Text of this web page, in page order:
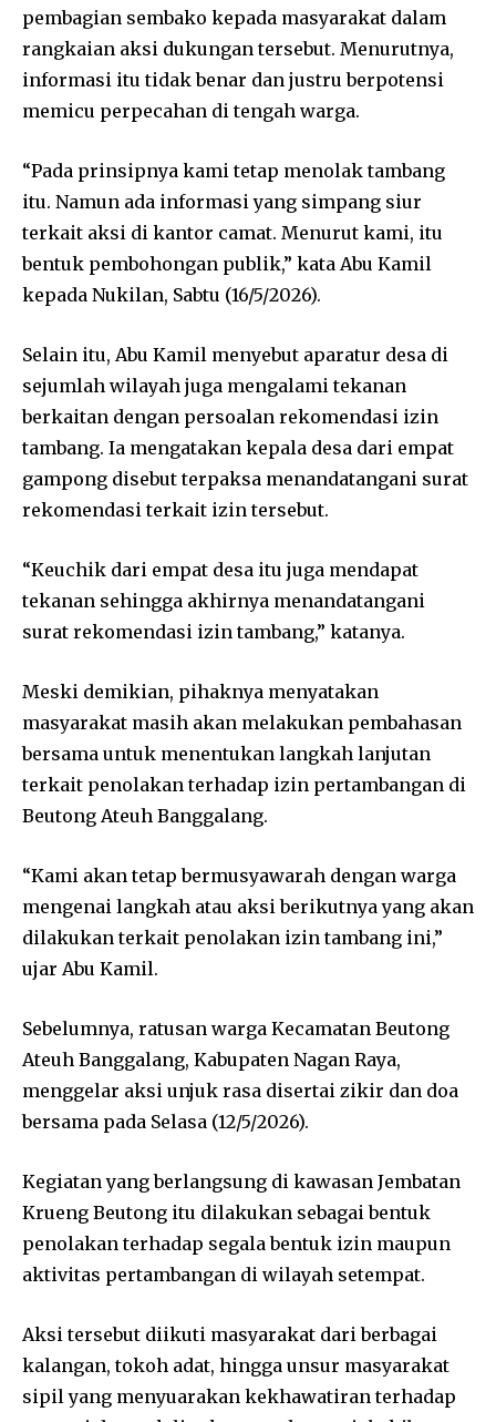
pembagian sembako kepada masyarakat dalam
rangkaian aksi dukungan tersebut. Menurutnya,
informasi itu tidak benar dan justru berpotensi
memicu perpecahan di tengah warga.
“Pada prinsipnya kami tetap menolak tambang
itu. Namun ada informasi yang simpang siur
terkait aksi di kantor camat. Menurut kami, itu
bentuk pembohongan publik,” kata Abu Kamil
kepada Nukilan, Sabtu (16/5/2026).
Selain itu, Abu Kamil menyebut aparatur desa di
sejumlah wilayah juga mengalami tekanan
berkaitan dengan persoalan rekomendasi izin
tambang. Ia mengatakan kepala desa dari empat
gampong disebut terpaksa menandatangani surat
rekomendasi terkait izin tersebut.
“Keuchik dari empat desa itu juga mendapat
tekanan sehingga akhirnya menandatangani
surat rekomendasi izin tambang,” katanya.
Meski demikian, pihaknya menyatakan
masyarakat masih akan melakukan pembahasan
bersama untuk menentukan langkah lanjutan
terkait penolakan terhadap izin pertambangan di
Beutong Ateuh Banggalang.
“Kami akan tetap bermusyawarah dengan warga
mengenai langkah atau aksi berikutnya yang akan
dilakukan terkait penolakan izin tambang ini,”
ujar Abu Kamil.
Sebelumnya, ratusan warga Kecamatan Beutong
Ateuh Banggalang, Kabupaten Nagan Raya,
menggelar aksi unjuk rasa disertai zikir dan doa
bersama pada Selasa (12/5/2026).
Kegiatan yang berlangsung di kawasan Jembatan
Krueng Beutong itu dilakukan sebagai bentuk
penolakan terhadap segala bentuk izin maupun
aktivitas pertambangan di wilayah setempat.
Aksi tersebut diikuti masyarakat dari berbagai
kalangan, tokoh adat, hingga unsur masyarakat
sipil yang menyuarakan kekhawatiran terhadap